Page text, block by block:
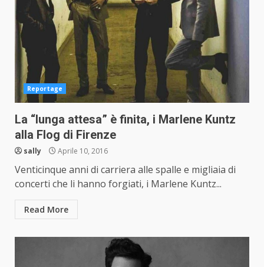
Reportage
La “lunga attesa” è finita, i Marlene Kuntz
alla Flog di Firenze
sally Aprile 10, 2016
Venticinque anni di carriera alle spalle e migliaia di
concerti che li hanno forgiati, i Marlene Kuntz...
Read More